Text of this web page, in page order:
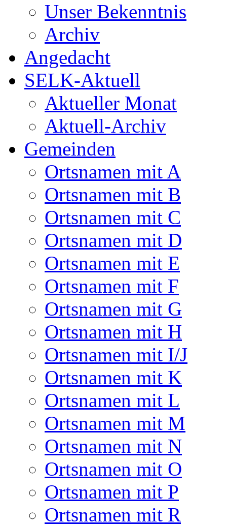
Unser Bekenntnis
Archiv
Angedacht
SELK-Aktuell
Aktueller Monat
Aktuell-Archiv
Gemeinden
Ortsnamen mit A
Ortsnamen mit B
Ortsnamen mit C
Ortsnamen mit D
Ortsnamen mit E
Ortsnamen mit F
Ortsnamen mit G
Ortsnamen mit H
Ortsnamen mit I/J
Ortsnamen mit K
Ortsnamen mit L
Ortsnamen mit M
Ortsnamen mit N
Ortsnamen mit O
Ortsnamen mit P
Ortsnamen mit R